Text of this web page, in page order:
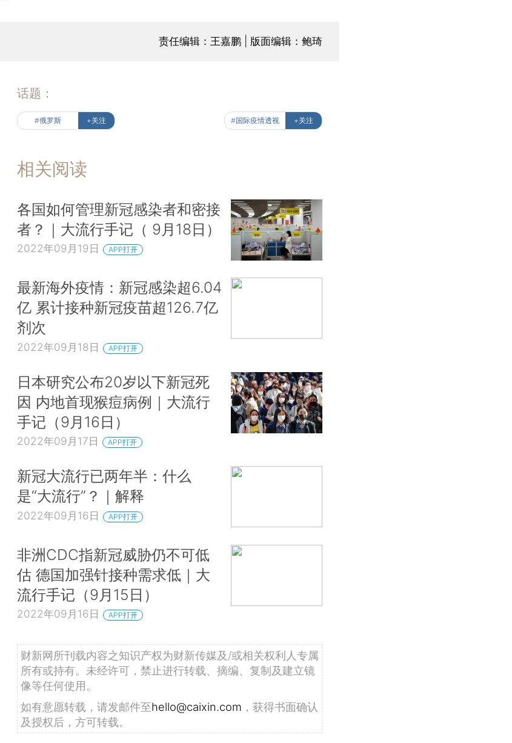
责任编辑：王嘉鹏 | 版面编辑：鲍琦
话题：
#俄罗斯 +关注 #国际疫情透视 +关注
相关阅读
各国如何管理新冠感染者和密接
者？｜大流行手记（ 9月18日）
2022年09月19日 APP打开
最新海外疫情：新冠感染超6.04
亿 累计接种新冠疫苗超126.7亿
剂次
2022年09月18日 APP打开
日本研究公布20岁以下新冠死
因 内地首现猴痘病例｜大流行
手记（9月16日）
2022年09月17日 APP打开
新冠大流行已两年半：什么
是“大流行”？｜解释
2022年09月16日 APP打开
非洲CDC指新冠威胁仍不可低
估 德国加强针接种需求低｜大
流行手记（9月15日）
2022年09月16日 APP打开
财新网所刊载内容之知识产权为财新传媒及/或相关权利人专属
所有或持有。未经许可，禁止进行转载、摘编、复制及建立镜
像等任何使用。
如有意愿转载，请发邮件至hello@caixin.com ，获得书面确认
及授权后，方可转载。